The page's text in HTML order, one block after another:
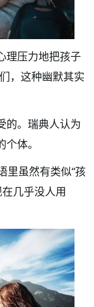
理压力地把孩子
，这种幽默其实
的。瑞典人认为
体。
里虽然有类似“孩
几乎没人用